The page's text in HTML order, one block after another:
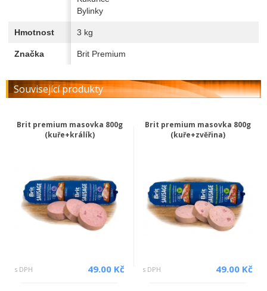
Bylinky
Hmotnost 3 kg
Značka Brit Premium
Související produkty
Brit premium masovka 800g
(kuře+králík)
s DPH 49.00 Kč
Brit premium masovka 800g
(kuře+zvěřina)
s DPH 49.00 Kč